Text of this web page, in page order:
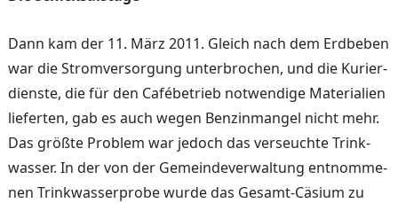
Dann kam der 11. März 2011. Gleich nach dem Erdbeben
war die Stromversorgung un­terbrochen, und die Kurier­
dienste, die für den Cafébe­trieb notwendige Materialien
lieferten, gab es auch wegen Benzinmangel nicht mehr.
Das größte Problem war je­doch das verseuchte Trink­
wasser. In der von der Ge­meindeverwaltung entnomme­
nen Trinkwasserprobe wurde das Gesamt-Cäsium zu